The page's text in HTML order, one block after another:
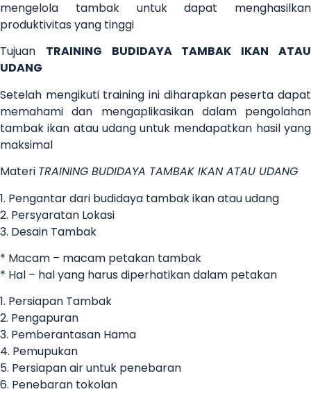
mengelola tambak untuk dapat menghasilkan
produktivitas yang tinggi
Tujuan TRAINING BUDIDAYA TAMBAK IKAN ATAU
UDANG
Setelah mengikuti training ini diharapkan peserta dapat
memahami dan mengaplikasikan dalam pengolahan
tambak ikan atau udang untuk mendapatkan hasil yang
maksimal
Materi TRAINING BUDIDAYA TAMBAK IKAN ATAU UDANG
1. Pengantar dari budidaya tambak ikan atau udang
2. Persyaratan Lokasi
3. Desain Tambak
* Macam – macam petakan tambak
* Hal – hal yang harus diperhatikan dalam petakan
1. Persiapan Tambak
2. Pengapuran
3. Pemberantasan Hama
4. Pemupukan
5. Persiapan air untuk penebaran
6. Penebaran tokolan